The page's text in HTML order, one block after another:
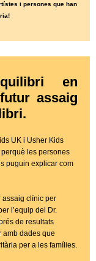
i persones que han
en
assaig
UK i Usher Kids
les persones
puguin explicar com
assaig clínic per
l’equip del Dr.
de resultats
amb dades que
per a les famílies.